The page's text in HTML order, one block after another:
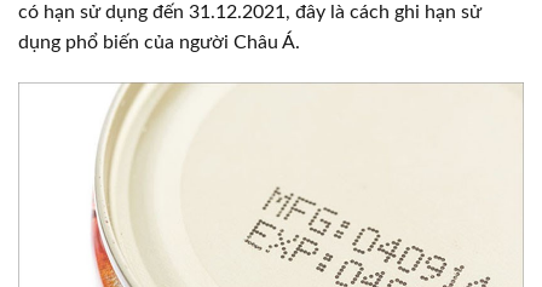
có hạn sử dụng đến 31.12.2021, đây là cách ghi hạn sử
dụng phổ biến của người Châu Á.